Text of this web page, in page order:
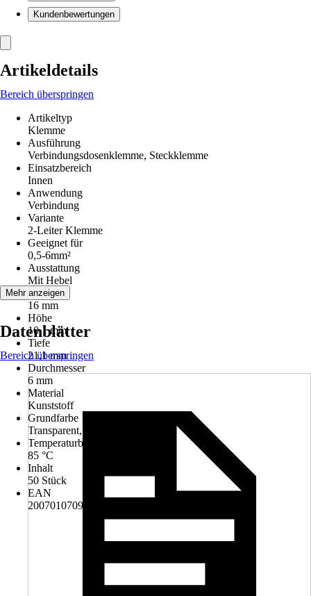
Kundenbewertungen
Artikeldetails
Bereich überspringen
Artikeltyp
Klemme
Ausführung
Verbindungsdosenklemme, Steckklemme
Einsatzbereich
Innen
Anwendung
Verbindung
Variante
2-Leiter Klemme
Geeignet für
0,5-6mm²
Ausstattung
Mit Hebel
Breite
16 mm
Höhe
10,1 mm
Tiefe
21,1 mm
Durchmesser
6 mm
Material
Kunststoff
Grundfarbe
Transparent, Orange
Temperaturbereich
85 °C
Inhalt
50 Stück
EAN
2007010709938, 4055143704168
Mehr anzeigen
Datenblätter
Bereich überspringen